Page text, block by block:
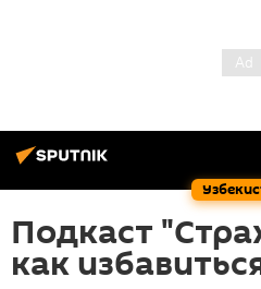
Подкаст
как